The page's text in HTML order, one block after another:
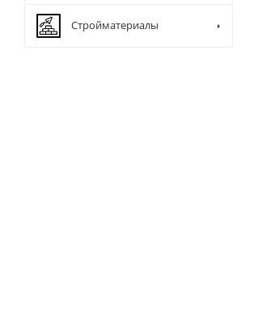
Стройматериалы